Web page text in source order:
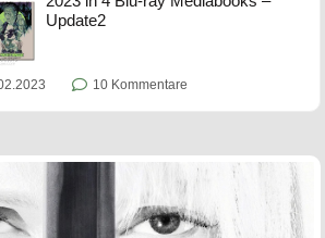
Update2
10 Kommentare